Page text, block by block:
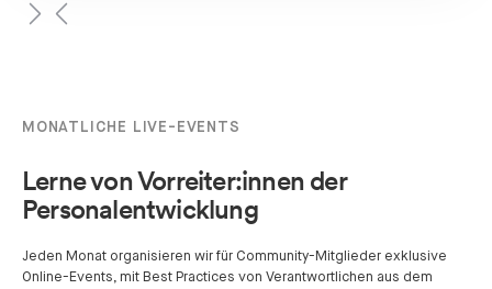
MONATLICHE LIVE-EVENTS
Lerne von Vorreiter:innen der
Personalentwicklung
Jeden Monat organisieren wir für Community-Mitglieder exklusive
Online-Events, mit Best Practices von Verantwortlichen aus dem